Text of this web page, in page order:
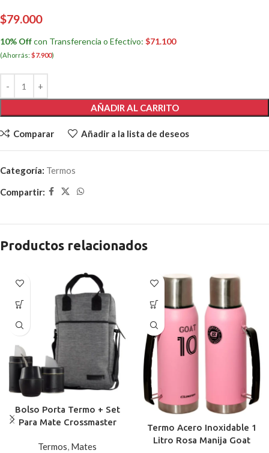
$79.000
10% Offcon Transferencia o Efectivo: $71.100
(Ahorrás: $7.900)
AÑADIR AL CARRITO
Comparar Añadir a la lista de deseos
Categoría: Termos
Compartir:
Productos relacionados
Bolso Porta Termo + Set
Para Mate Crossmaster
Termos, Mates
Termo Acero Inoxidable 1
Litro Rosa Manija Goat